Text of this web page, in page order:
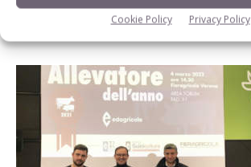
Cookie Policy Privacy Policy
I sei contoterzisti premiati con il presidente di Cai Gianni Dalla